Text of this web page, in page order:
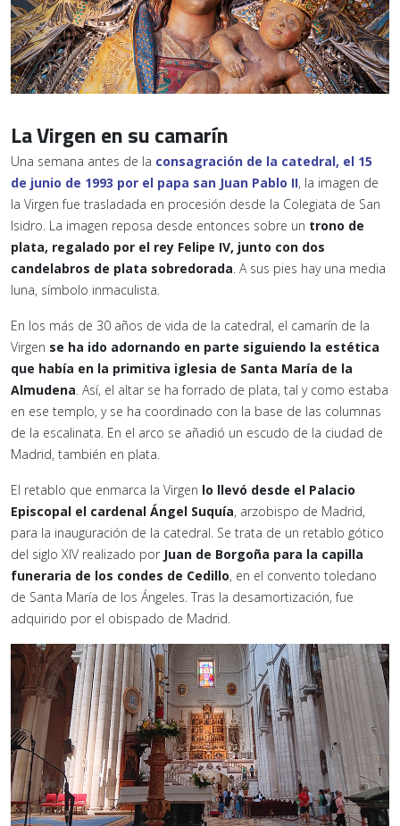
La Virgen en su camarín
Una semana antes de la consagración de la catedral, el 15
de junio de 1993 por el papa san Juan Pablo II, la imagen de
la Virgen fue trasladada en procesión desde la Colegiata de San
Isidro. La imagen reposa desde entonces sobre un trono de
plata, regalado por el rey Felipe IV, junto con dos
candelabros de plata sobredorada. A sus pies hay una media
luna, símbolo inmaculista.
En los más de 30 años de vida de la catedral, el camarín de la
Virgen se ha ido adornando en parte siguiendo la estética
que había en la primitiva iglesia de Santa María de la
Almudena. Así, el altar se ha forrado de plata, tal y como estaba
en ese templo, y se ha coordinado con la base de las columnas
de la escalinata. En el arco se añadió un escudo de la ciudad de
Madrid, también en plata.
El retablo que enmarca la Virgen lo llevó desde el Palacio
Episcopal el cardenal Ángel Suquía, arzobispo de Madrid,
para la inauguración de la catedral. Se trata de un retablo gótico
del siglo XIV realizado por Juan de Borgoña para la capilla
funeraria de los condes de Cedillo, en el convento toledano
de Santa María de los Ángeles. Tras la desamortización, fue
adquirido por el obispado de Madrid.